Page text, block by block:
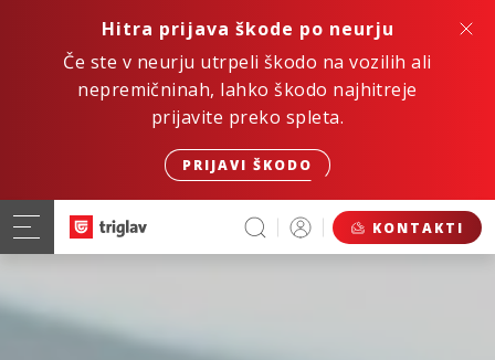
Hitra prijava škode po neurju
Če ste v neurju utrpeli škodo na vozilih ali
nepremičninah, lahko škodo najhitreje
prijavite preko spleta.
PRIJAVI ŠKODO
KONTAKTI